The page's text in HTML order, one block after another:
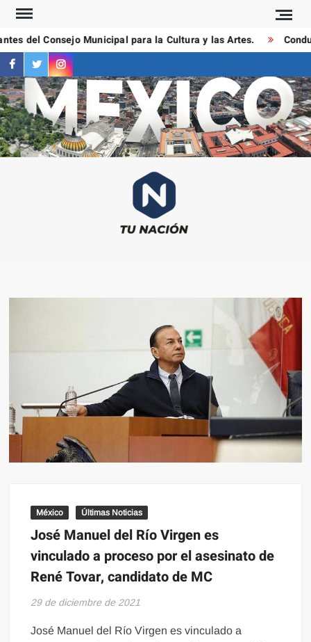
Saltar
contenido
del Consejo Municipal para la Cultura y las Artes.
facebook
twitterinstagram
México Últimas Noticias
José Manuel del Río Virgen es
vinculado a proceso por el asesinato de
René Tovar, candidato de MC
29 de diciembre de 2021
José Manuel del Río Virgen es vinculado a